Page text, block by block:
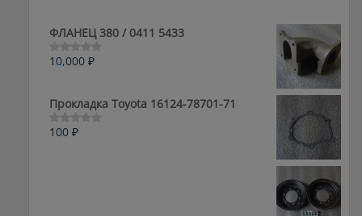
ФЛАНЕЦ 380 / 0411 5433
Оценка
5
10,000 ₽
Прокладка Toyota 16124-78701-71
Оценка
100 ₽